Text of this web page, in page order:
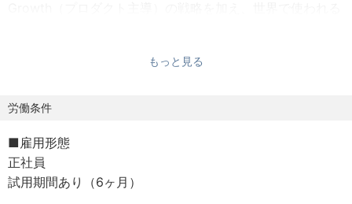
う、当社代表（Google株式会社 / 検索事業部出身のエンジ
進めてくださるエンジニアを募集いたします。
▼仕事内容
もっと見る
労働条件
■雇用形態
正社員
試用期間あり（6ヶ月）